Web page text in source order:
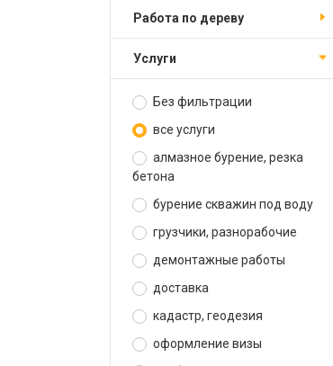
работа по дереву
услуги
Без фильтрации
все услуги
алмазное бурение, резка
бетона
бурение скважин под воду
грузчики, разнорабочие
демонтажные работы
доставка
кадастр, геодезия
оформление визы